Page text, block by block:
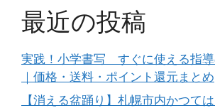
最近の投稿
実践！小学書写 すぐに使える指
｜価格・送料・ポイント還元まとめ
【消える盆踊り】札幌市内かつて